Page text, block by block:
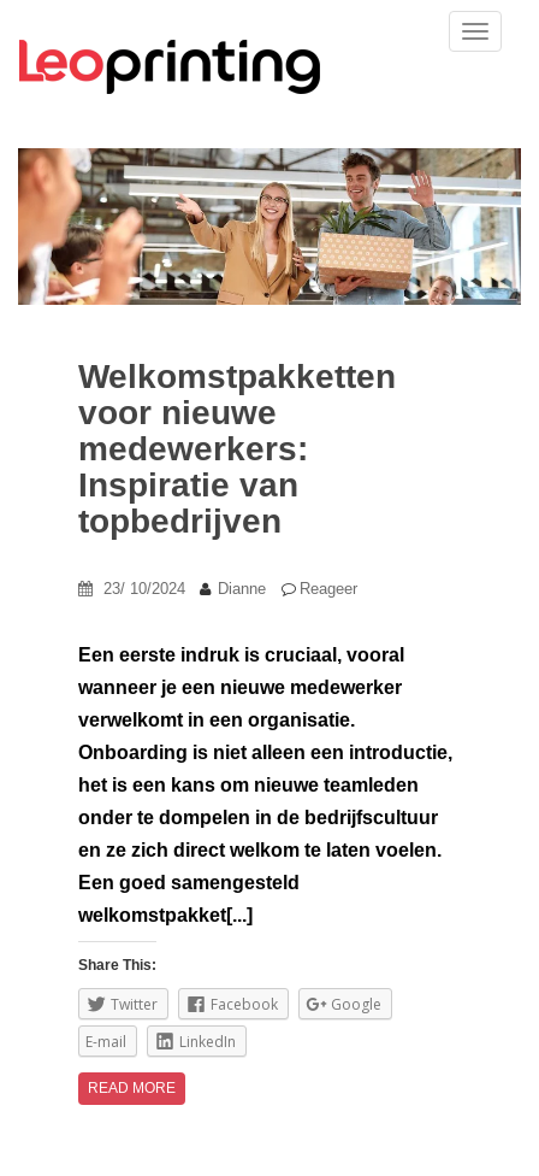
Welkomstpakketten
voor nieuwe
medewerkers:
Inspiratie van
topbedrijven
23/ 10/2024 Dianne Reageer
Een eerste indruk is cruciaal, vooral
wanneer je een nieuwe medewerker
verwelkomt in een organisatie.
Onboarding is niet alleen een introductie,
het is een kans om nieuwe teamleden
onder te dompelen in de bedrijfscultuur
en ze zich direct welkom te laten voelen.
Een goed samengesteld
welkomstpakket[...]
Share This:
Twitter Facebook
Google
E-mail
LinkedIn
READ MORE